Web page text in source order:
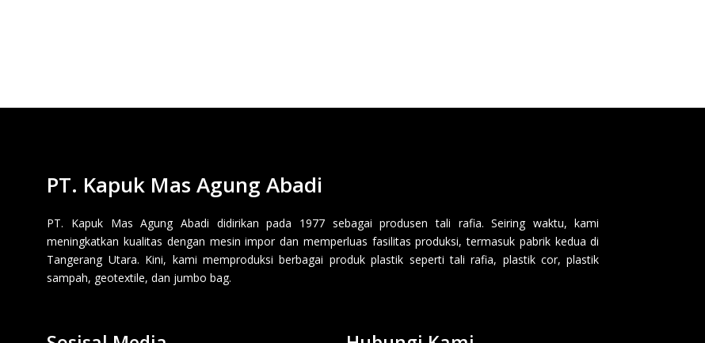
PT. Kapuk Mas Agung Abadi
PT. Kapuk Mas Agung Abadi didirikan pada 1977 sebagai produsen tali rafia. Seiring waktu, kami
meningkatkan kualitas dengan mesin impor dan memperluas fasilitas produksi, termasuk pabrik kedua di
Tangerang Utara. Kini, kami memproduksi berbagai produk plastik seperti tali rafia, plastik cor, plastik
sampah, geotextile, dan jumbo bag.